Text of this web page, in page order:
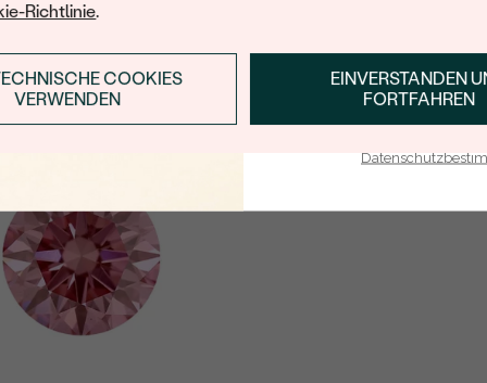
Richtlinie.
EINVERSTANDEN
FORTFAHREN
COOKIES
VERWENDEN
ANMELDEN &
E-Mail-Adresse je bei uns in